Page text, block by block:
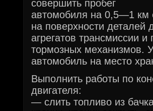
совершить пробег
автомобиля на 0,5—1 км
на поверхности деталей
агрегатов трансмиссии
тормозных механизмов.
автомобиль на место
Выполнить работы по
двигателя:
— слить топливо из